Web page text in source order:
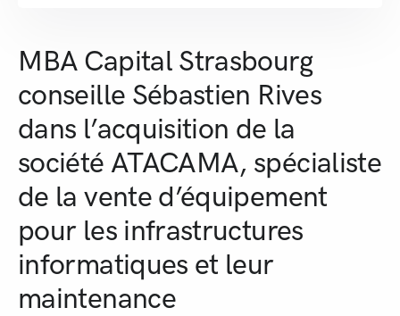
MBA Capital Strasbourg
conseille Sébastien Rives
dans l’acquisition de la
société ATACAMA, spécialiste
de la vente d’équipement
pour les infrastructures
informatiques et leur
maintenance